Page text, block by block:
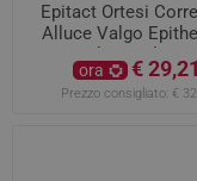
Epitact Ortesi
Alluce Valgo
Flex Taglia L
ora € 29,21
Prezzo consigliato: €